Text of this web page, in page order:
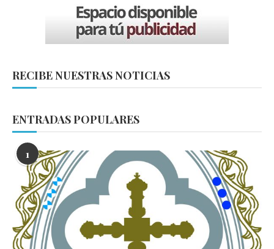
RECIBE NUESTRAS NOTICIAS
ENTRADAS POPULARES
1